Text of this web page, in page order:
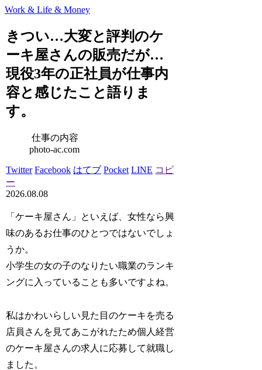
Work & Life & Money
きつい…大変と評判のケ
ーキ屋さんの販売だが…
現役3年の正社員が仕事内
容と感じたこと語りま
す。
仕事の内容
photo-ac.com
Twitter Facebook はてブ Pocket LINE コピ
ー
2026.08.08
「ケーキ屋さん」といえば、女性なら興
味のあるお仕事のひとつではないでしょ
うか。
小学生の女の子のなりたい職業のランキ
ングに入っていることも多いですよね。
私はかわいらしい見た目のケーキを売る
店員さんを見てあこがれたため個人経営
のケーキ屋さんの求人に応募して就職し
ました。